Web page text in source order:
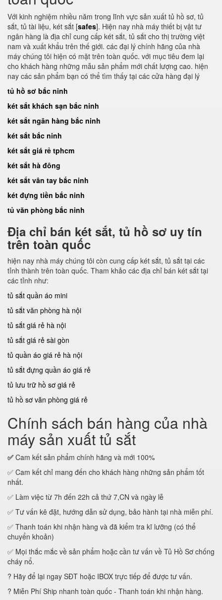
Với kinh nghiệm nhiều năm trong lĩnh vực sản xuất tủ hồ sơ, tủ
sắt, tủ tài liệu, két sắt [safes]. Hiện nay nhà máy thiết bị vật tư
ngân hàng là địa chỉ cung cấp két sắt, tủ sắt cho thị trường việt
nam và xuất khẩu trên thế giới. các đại lý chính hãng của nhà
máy chúng tôi hiện có mặt trên toàn quốc. với mục tiêu đem lại
cho khách hàng những mẫu sản phẩm mới chất lượng cao. hiện
nay các sản phẩm bạn có thể tìm thấy tại các cửa hàng đại lý
tủ hồ sơ bắc ninh
két sắt khách sạn bắc ninh
két sắt ngân hàng bắc ninh
két sắt bắc ninh
két sắt giá rẻ tphcm
két sắt hà đông
két sắt vân tay bắc ninh
két đựng tiền bắc ninh
tủ văn phòng bắc ninh
Địa chỉ bán két sắt, tủ hồ sơ uy tín
trên toàn quốc
hiện nay nhà máy chúng tôi còn cung cấp két sắt, tủ sắt tại các
tỉnh thành trên toàn quốc. Tham khảo các địa chỉ bán két sắt tại
các tỉnh như:
tủ sắt quần áo mini
tủ sắt văn phòng hà nội
tủ sắt giá rẻ hà nội
tủ sắt giá rẻ sài gòn
tủ quần áo giá rẻ hà nội
tủ sắt đựng quần áo giá rẻ
tủ lưu trữ hồ sơ giá rẻ
tủ hồ sơ văn phòng giá rẻ
Chính sách bán hàng của nhà
máy sản xuất tủ sắt
✅ Cam kết sản phẩm chính hãng và mới 100%
✅ Cam kết chỉ mang đến cho khách hàng những sản phẩm tốt
nhất.
✅ Làm việc từ 7h đến 22h cả thứ 7,CN và ngày lễ
✅ Tư vấn kê đặt, hướng dẫn sử dụng, bảo hành tại nhà miễn phí.
✅ Thanh toán khi nhận hàng và đã kiểm tra kĩ lưỡng (có thể
chuyển khoản)
✅ Mọi thắc mắc về sản phẩm hoặc cần tư vấn về Tủ Hồ Sơ chống
cháy nổ.
? Hãy để lại ngay SĐT hoặc IBOX trực tiếp để được tư vấn.
? Miễn Phí Ship nhanh toàn quốc - Thanh toán khi nhận hàng.